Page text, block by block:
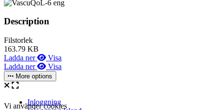
Description
Filstorlek
163.79 KB
Ladda ner
Visa
Ladda ner
Visa
More options